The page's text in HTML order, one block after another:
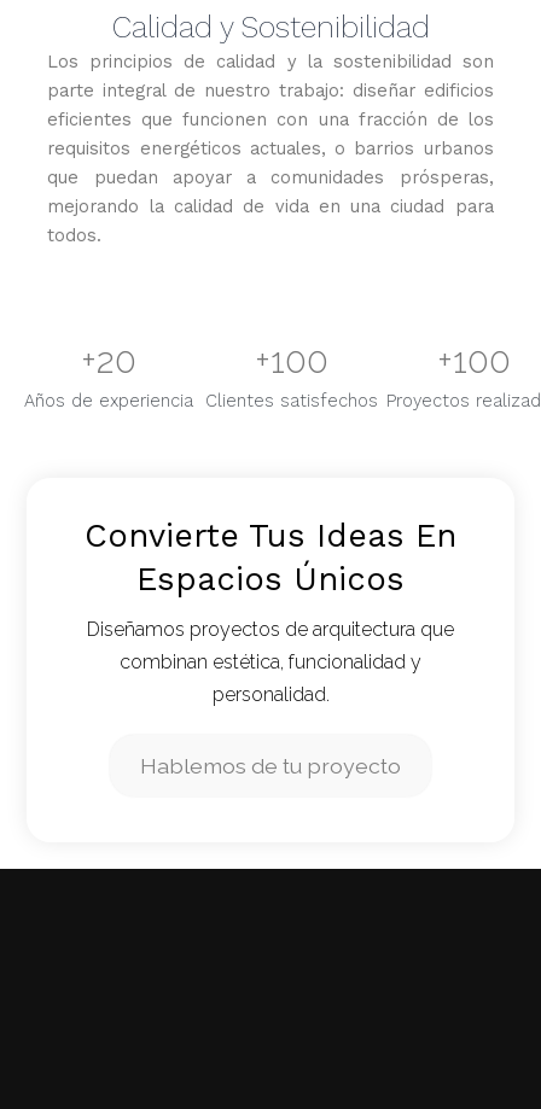
Calidad y Sostenibilidad​
Los principios de calidad y la sostenibilidad son
parte integral de nuestro trabajo: diseñar edificios
eficientes que funcionen con una fracción de los
requisitos energéticos actuales, o barrios urbanos
que puedan apoyar a comunidades prósperas,
mejorando la calidad de vida en una ciudad para
todos.
Años de experiencia
+20
Clientes satisfechos
+100
Proyectos
+100
Convierte Tus Ideas En
Espacios Únicos
Diseñamos proyectos de arquitectura que
combinan estética, funcionalidad y
personalidad.
Hablemos de tu proyecto